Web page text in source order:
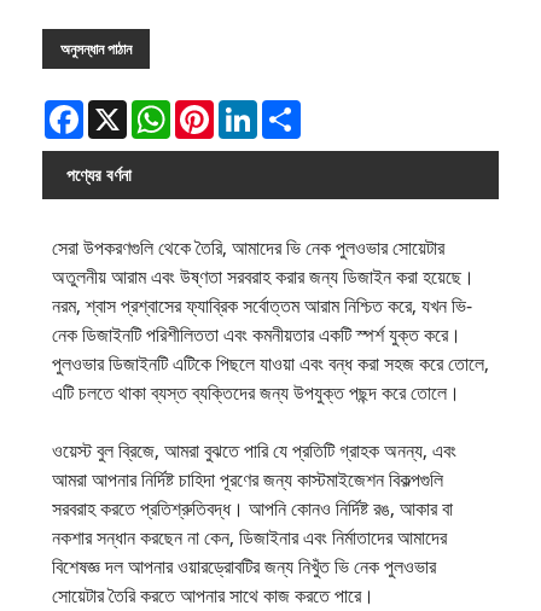
অনুসন্ধান পাঠান
Facebook
X WhatsAppPinterestLinkedIn
পণ্যের বর্ণনা
সেরা উপকরণগুলি থেকে তৈরি, আমাদের ভি নেক পুলওভার সোয়েটার
অতুলনীয় আরাম এবং উষ্ণতা সরবরাহ করার জন্য ডিজাইন করা হয়েছে।
নরম, শ্বাস প্রশ্বাসের ফ্যাব্রিক সর্বোত্তম আরাম নিশ্চিত করে, যখন ভি-
নেক ডিজাইনটি পরিশীলিততা এবং কমনীয়তার একটি স্পর্শ যুক্ত করে।
পুলওভার ডিজাইনটি এটিকে পিছলে যাওয়া এবং বন্ধ করা সহজ করে তোলে,
এটি চলতে থাকা ব্যস্ত ব্যক্তিদের জন্য উপযুক্ত পছন্দ করে তোলে।
ওয়েস্ট বুল ব্রিজে, আমরা বুঝতে পারি যে প্রতিটি গ্রাহক অনন্য, এবং
আমরা আপনার নির্দিষ্ট চাহিদা পূরণের জন্য কাস্টমাইজেশন বিকল্পগুলি
সরবরাহ করতে প্রতিশ্রুতিবদ্ধ। আপনি কোনও নির্দিষ্ট রঙ, আকার বা
নকশার সন্ধান করছেন না কেন, ডিজাইনার এবং নির্মাতাদের আমাদের
বিশেষজ্ঞ দল আপনার ওয়ারড্রোবটির জন্য নিখুঁত ভি নেক পুলওভার
সোয়েটার তৈরি করতে আপনার সাথে কাজ করতে পারে।